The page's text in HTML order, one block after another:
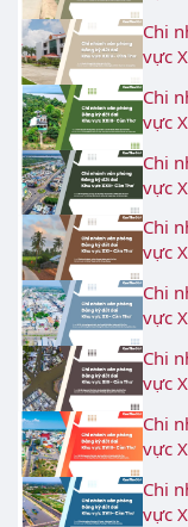
Chi
vực
​Chi
vực
Chi
vực
Chi
vực
Chi
vực
Chi
vực
Chi
vực
Chi
vực